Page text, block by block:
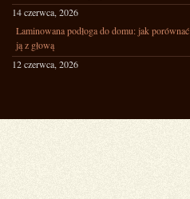
14 czerwca, 2026
Laminowana podłoga do domu: jak porównać
ją z głową
12 czerwca, 2026